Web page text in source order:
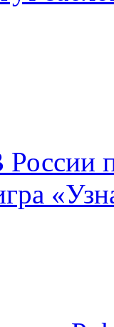
России